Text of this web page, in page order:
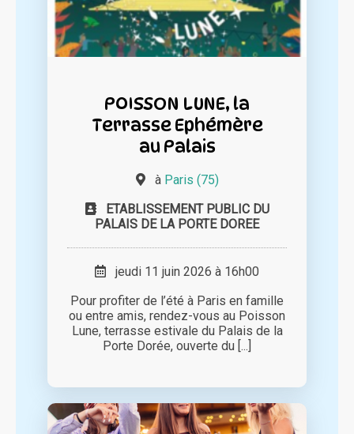
POISSON LUNE, la
Terrasse Ephémère
au Palais
à Paris (75)
ETABLISSEMENT PUBLIC DU
PALAIS DE LA PORTE DOREE
jeudi 11 juin 2026 à 16h00
Pour profiter de l’été à Paris en famille
ou entre amis, rendez-vous au Poisson
Lune, terrasse estivale du Palais de la
Porte Dorée, ouverte du [...]